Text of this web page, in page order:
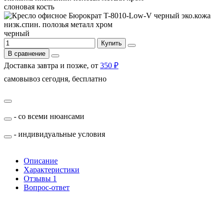
слоновая кость
черный
Купить
В сравнение
Доставка завтра и позже, от 350 ₽
самовывоз сегодня, бесплатно
- со всеми нюансами
- индивидуальные условия
Описание
Характеристики
Отзывы 1
Вопрос-ответ